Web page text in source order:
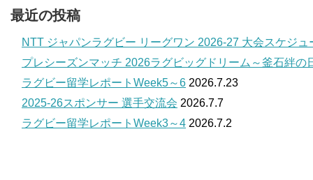
最近の投稿
NTT ジャパンラグビー リーグワン 2026-27 大会スケジュ
プレシーズンマッチ 2026ラグビッグドリーム～釜石絆の
ラグビー留学レポートWeek5～6 2026.7.23
2025-26スポンサー 選手交流会 2026.7.7
ラグビー留学レポートWeek3～4 2026.7.2